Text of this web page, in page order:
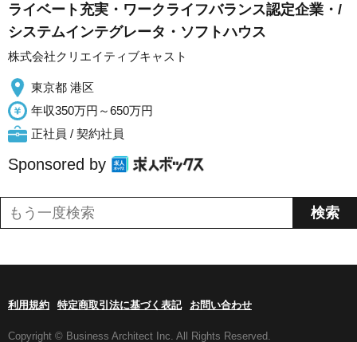
ライベート充実・ワークライフバランス認定企業・/
システムインテグレータ・ソフトハウス
株式会社クリエイティブキャスト
東京都 港区
年収350万円～650万円
正社員 / 契約社員
Sponsored by
利用規約 特定商取引法に基づく表記 お問い合わせ
Copyright © Business Architect Inc. All Rights Reserved.